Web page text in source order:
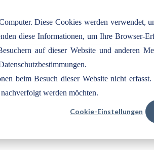
Diese Cookies werden verwendet,
diese Informationen, um Ihre Browser-
auf dieser Website und anderen
beim Besuch dieser Website nicht
werden möchten.
Cookie-Einstellungen